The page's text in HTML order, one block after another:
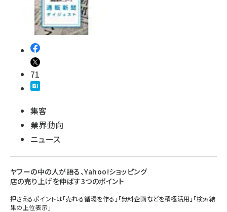
71
集客
業界動向
ニュース
ヤフーの中の人が語る、Yahoo!ショッピング
店の売り上げを伸ばす3つのポイント
押さえるポイントは「売れる循環を作る」「無料企画などを積極活用」「検索結
果の上位表示」